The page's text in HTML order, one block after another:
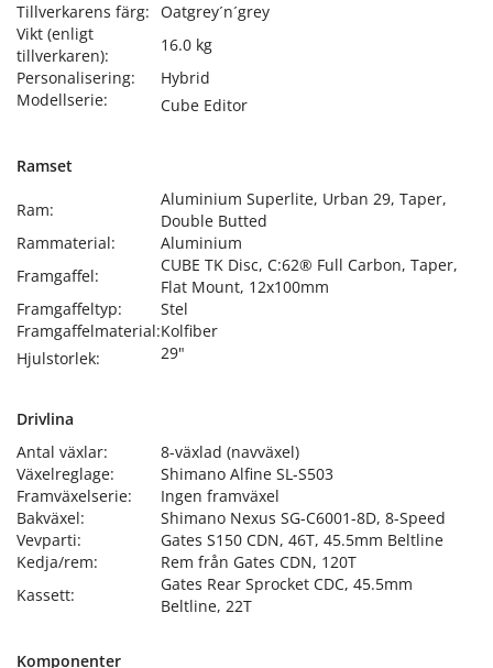
Tillverkarens färg: Oatgrey´n´grey
Vikt (enligt
tillverkaren):
16.0 kg
Personalisering:
Hybrid
Modellserie:
Cube Editor
Ramset
Ram:
Aluminium Superlite, Urban 29, Taper,
Double Butted
Rammaterial:
Aluminium
Framgaffel:
CUBE TK Disc, C:62® Full Carbon, Taper,
Flat Mount, 12x100mm
Framgaffeltyp:
Stel
Framgaffelmaterial:Kolfiber
Hjulstorlek:
29"
Drivlina
Antal växlar:
8-växlad (navväxel)
Växelreglage:
Shimano Alfine SL-S503
Framväxelserie:
Ingen framväxel
Bakväxel:
Shimano Nexus SG-C6001-8D, 8-Speed
Vevparti:
Gates S150 CDN, 46T, 45.5mm Beltline
Kedja/rem:
Rem från Gates CDN, 120T
Kassett:
Gates Rear Sprocket CDC, 45.5mm
Beltline, 22T
Komponenter